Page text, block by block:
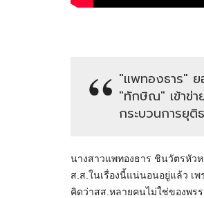
"แพทองธาร" ย
"ทักษิณ" เข้าข่า
กระบวนการยุ
นางสาวแพทองธาร ชินวัตรหัว
ส.ส.ในเรื่องนี้แน่นอนอยู่แล้ว เ
คิดว่าสส.หลายคนไม่ใช่ของพร